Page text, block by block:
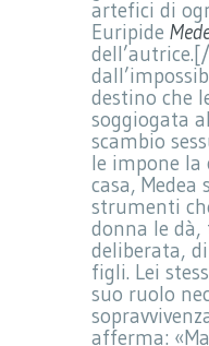
artefici di
Euripide
destino che
soggiogata
scambio
le impone la
casa, Medea
strumenti
donna le
deliberata,
figli. Lei
suo ruolo
afferma: